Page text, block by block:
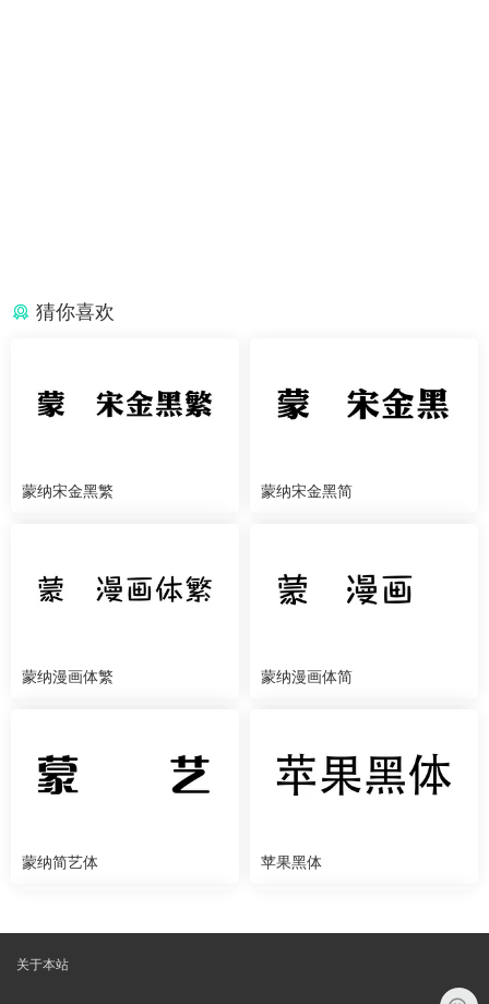
猜你喜欢
蒙纳宋金黑繁 蒙纳宋金黑简
蒙纳漫画体繁 蒙纳漫画体简
蒙纳简艺体 苹果黑体
关于本站